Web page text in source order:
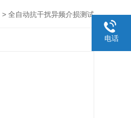
> 全自动抗干扰异频介损测试
电话